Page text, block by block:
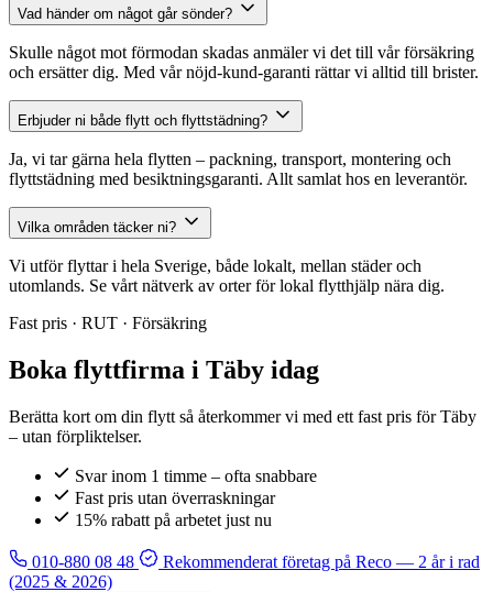
Vad händer om något går sönder?
Skulle något mot förmodan skadas anmäler vi det till vår försäkring
och ersätter dig. Med vår nöjd-kund-garanti rättar vi alltid till brister.
Erbjuder ni både flytt och flyttstädning?
Ja, vi tar gärna hela flytten – packning, transport, montering och
flyttstädning med besiktningsgaranti. Allt samlat hos en leverantör.
Vilka områden täcker ni?
Vi utför flyttar i hela Sverige, både lokalt, mellan städer och
utomlands. Se vårt nätverk av orter för lokal flytthjälp nära dig.
Fast pris · RUT · Försäkring
Boka flyttfirma i Täby idag
Berätta kort om din flytt så återkommer vi med ett fast pris för Täby
– utan förpliktelser.
Svar inom 1 timme – ofta snabbare
Fast pris utan överraskningar
15% rabatt på arbetet just nu
010-880 08 48 Rekommenderat företag på Reco — 2 år i rad
(2025 & 2026)